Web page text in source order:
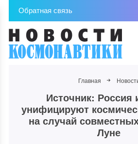
Обратная связь
Главная
Источник: Россия
унифицируют
на случай
Луне